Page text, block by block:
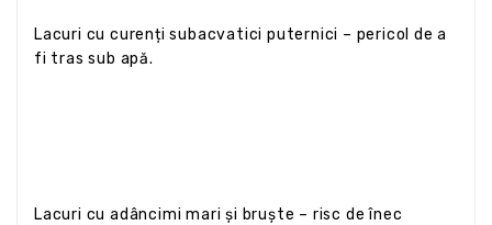
Lacuri cu curenți subacvatici puternici – pericol de a
fi tras sub apă.
Lacuri cu adâncimi mari și bruște – risc de înec